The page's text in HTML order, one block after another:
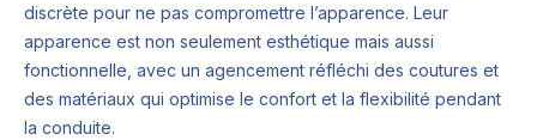
discrète pour ne pas compromettre l’apparence. Leur
apparence est non seulement esthétique mais aussi
fonctionnelle, avec un agencement réfléchi des coutures et
des matériaux qui optimise le confort et la flexibilité pendant
la conduite.